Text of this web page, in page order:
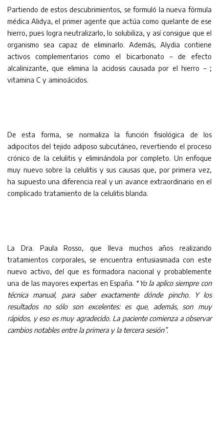
Partiendo de estos descubrimientos, se formuló la nueva fórmula
médica Alidya, el primer agente que actúa como quelante de ese
hierro, pues logra neutralizarlo, lo solubiliza, y así consigue que el
organismo sea capaz de eliminarlo. Además, Alydia contiene
activos complementarios como el bicarbonato – de efecto
alcalinizante, que elimina la acidosis causada por el hierro – ;
vitamina C y aminoácidos.
De esta forma, se normaliza la función fisiológica de los
adipocitos del tejido adiposo subcutáneo, revertiendo el proceso
crónico de la celulitis y eliminándola por completo. Un enfoque
muy nuevo sobre la celulitis y sus causas que, por primera vez,
ha supuesto una diferencia real y un avance extraordinario en el
complicado tratamiento de la celulitis blanda.
La Dra. Paula Rosso, que lleva muchos años realizando
tratamientos corporales, se encuentra entusiasmada con este
nuevo activo, del que es formadora nacional y probablemente
una de las mayores expertas en España. “Yo la aplico siempre con
técnica manual, para saber exactamente dónde pincho. Y los
resultados no sólo son excelentes: es que, además, son muy
rápidos, y eso es muy agradecido. La paciente comienza a observar
cambios notables entre la primera y la tercera sesión”.